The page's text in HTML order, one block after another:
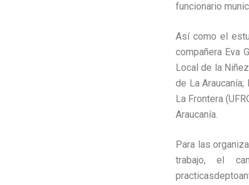
funcionario
Así como el
compañera Eva
Local de la
de La
La Frontera
Araucanía.
Para las
trabajo, el